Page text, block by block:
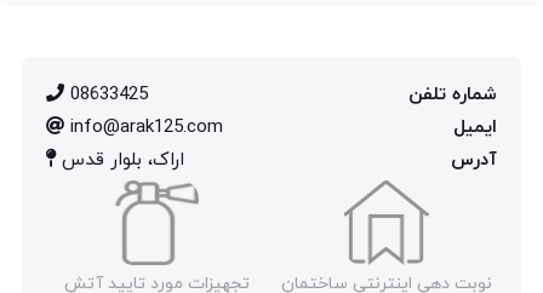
شماره تلفن
08633425
ایمیل
info@arak125.com
آدرس
اراک، بلوار قدس
نوبت دهی اینترنتی ساختمان تجهیزات مورد تایید آتش